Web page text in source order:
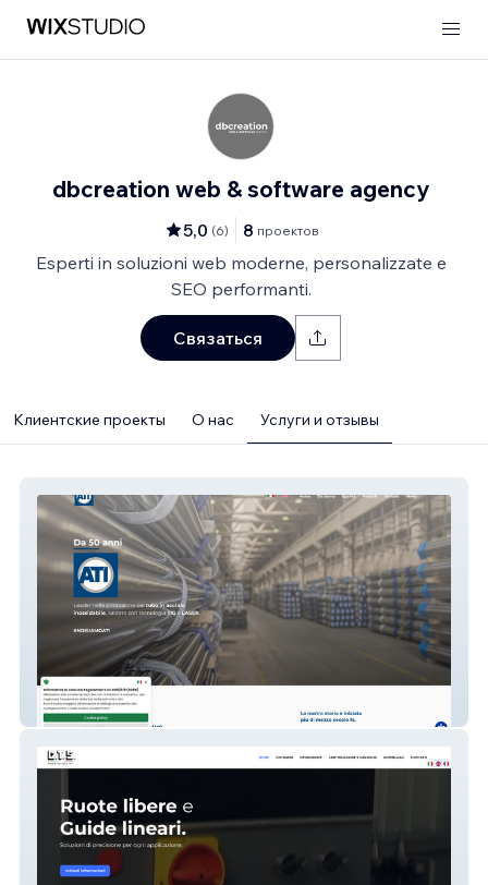
dbcreation web & software agency
5,0 (6) 8 проектов
Esperti in soluzioni web moderne, personalizzate e
SEO performanti.
Связаться
Клиентские проекты О нас Услуги и отзывы
ATI S.R.L.